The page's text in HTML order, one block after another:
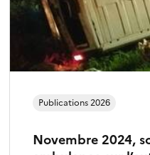
Novembre 2024,
Publications 2026